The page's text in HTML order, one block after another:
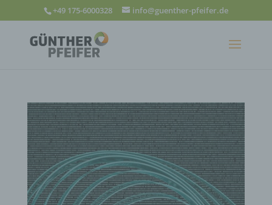
+49 175-6000328 info@guenther-pfeifer.de